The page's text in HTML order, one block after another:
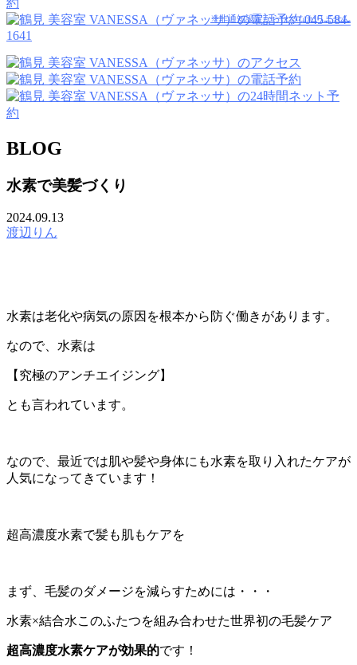
045-584-
1641
※非通知設定からはつながりません
BLOG
水素で美髪づくり
2024.09.13
渡辺りん
水素は老化や病気の原因を根本から防ぐ働きがあります。
なので、水素は
【究極のアンチエイジング】
とも言われています。
なので、最近では肌や髪や身体にも水素を取り入れたケアが
人気になってきています！
超高濃度水素で髪も肌もケアを
まず、毛髪のダメージを減らすためには・・・
水素×結合水このふたつを組み合わせた世界初の毛髪ケア
超高濃度水素ケアが効果的です！